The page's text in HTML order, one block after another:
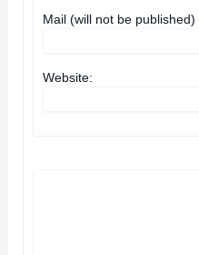
Mail (will not be
Website: